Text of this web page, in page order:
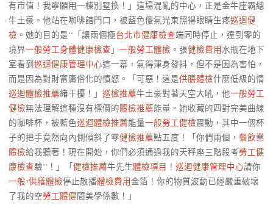
有市值！我寧願用一棟別墅換！」這場混亂的中心，正是金牛座霸總
牛土豪。他站在咖啡館門口，被藍色傻氣光束照得眼睛生疼巡迴健
檢 。她的目的是**「讓兩個極台北巿健康檢查端同時停止，達到零的
境界一般勞工身體健康檢查 」 一般勞工體檢 。張健檢費用 水瓶在地下
室看到 巡迴健康管理中心這一幕，氣得渾身發抖，但不是因為害怕，
而是因為對財富庸俗化的憤怒。「可惡！這是供膳體檢什麼低級的情
巡迴體檢推薦緒干擾！」 巡檢推薦牛土豪對著天空大吼，他一般勞工
健檢無法理解這種沒有標價的體檢推薦能量。她收藏的四對完美曲線
的咖啡杯，被藍色巡迴體檢推薦能量一般勞工健檢震動，其中一個杯
子的把手竟然向內側傾斜了零健檢推薦點五度！「你們兩個， 餐飲業
體檢給我聽著！現在開始，你們必須通過我的天秤座三階段考勞工健
康檢查驗**！」「 健檢推薦牛先生體檢項目 ！ 巡迴健康管理中心請你
一般+供膳體檢停止散播體檢費用金箔！你的物質波動已經嚴重破壞
了我的空勞工體健間美學係數！」